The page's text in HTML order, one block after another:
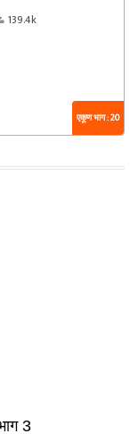
139.4k
एकूण भाग : 20
3